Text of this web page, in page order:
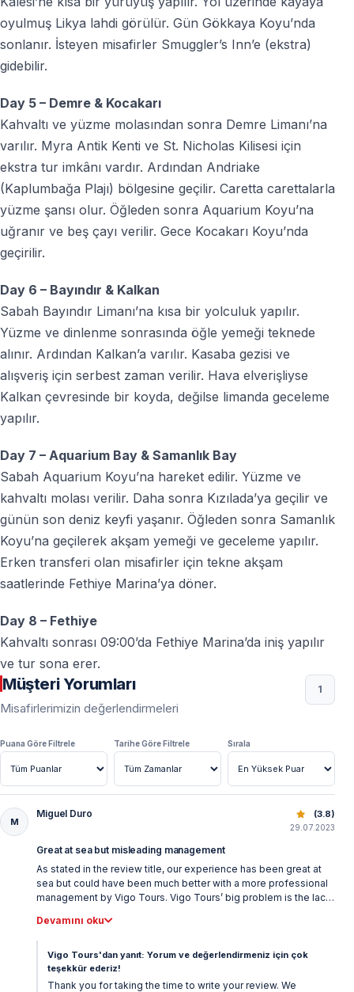
oyulmuş Likya lahdi görülür. Gün Gökkaya Koyu’nda
sonlanır. İsteyen misafirler Smuggler’s Inn’e (ekstra)
gidebilir.
Day 5 – Demre & Kocakarı
Kahvaltı ve yüzme molasından sonra Demre Limanı’na
varılır. Myra Antik Kenti ve St. Nicholas Kilisesi için
ekstra tur imkânı vardır. Ardından Andriake
(Kaplumbağa Plajı) bölgesine geçilir. Caretta carettalarla
yüzme şansı olur. Öğleden sonra Aquarium Koyu’na
uğranır ve beş çayı verilir. Gece Kocakarı Koyu’nda
geçirilir.
Day 6 – Bayındır & Kalkan
Sabah Bayındır Limanı’na kısa bir yolculuk yapılır.
Yüzme ve dinlenme sonrasında öğle yemeği teknede
alınır. Ardından Kalkan’a varılır. Kasaba gezisi ve
alışveriş için serbest zaman verilir. Hava elverişliyse
Kalkan çevresinde bir koyda, değilse limanda geceleme
yapılır.
Day 7 – Aquarium Bay & Samanlık Bay
Sabah Aquarium Koyu’na hareket edilir. Yüzme ve
kahvaltı molası verilir. Daha sonra Kızılada’ya geçilir ve
günün son deniz keyfi yaşanır. Öğleden sonra Samanlık
Koyu’na geçilerek akşam yemeği ve geceleme yapılır.
Erken transferi olan misafirler için tekne akşam
saatlerinde Fethiye Marina’ya döner.
Day 8 – Fethiye
Kahvaltı sonrası 09:00’da Fethiye Marina’da iniş yapılır
ve tur sona erer.
Müşteri Yorumları
Misafirlerimizin değerlendirmeleri
1
Puana Göre Filtrele Tarihe Göre Filtrele Sırala
Fethiye Kekova arası 8 günlük mavi yolculuk
M
Miguel Duro (3.8)
29.07.2023
Great at sea but misleading management
As stated in the review title, our experience has been great at
sea but could have been much better with a more professional
management by Vigo Tours. Vigo Tours’ big problem is the lack
updated with the decisions it takes regarding the latter. The first
day (a Saturday), we were never informed of the fact that the
boat was NOT waiting for us at Fethiye’s harbour (despite
having been told that passengers could come on board
between 3:00 and 9:00 pm) but in a cove located 20 minutes’
Devamını oku
Vigo Tours'dan yanıt: Yorum ve değerlendirmeniz için çok
teşekkür ederiz!
Thank you for taking the time to write your review. We